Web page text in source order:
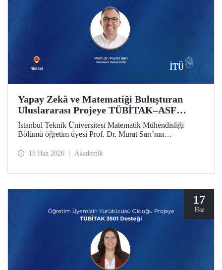
Yapay Zekâ ve Matematiği Buluşturan
Uluslararası Projeye TÜBİTAK–ASF
Desteği
İstanbul Teknik Üniversitesi Matematik Mühendisliği
Bölümü öğretim üyesi Prof. Dr. Murat Sarı’nın
matematiksel yöntemleri birleştiren uluslararası araştırma
18 Haz 2026 Akademik
17
Haz